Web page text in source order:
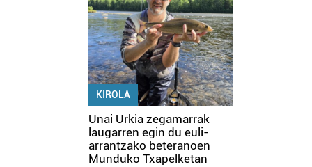
KIROLA
Unai Urkia zegamarrak
laugarren egin du euli-
arrantzako beteranoen
Munduko Txapelketan